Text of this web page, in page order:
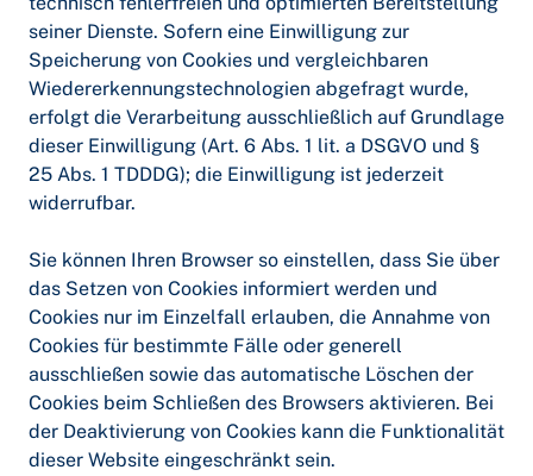
seiner Dienste. Sofern eine Einwilligung zur
Speicherung von Cookies und vergleichbaren
Wiedererkennungstechnologien abgefragt wurde,
erfolgt die Verarbeitung ausschließlich auf Grundlage
dieser Einwilligung (Art. 6 Abs. 1 lit. a DSGVO und §
25 Abs. 1 TDDDG); die Einwilligung ist jederzeit
widerrufbar.
Sie können Ihren Browser so einstellen, dass Sie über
das Setzen von Cookies informiert werden und
Cookies nur im Einzelfall erlauben, die Annahme von
Cookies für bestimmte Fälle oder generell
ausschließen sowie das automatische Löschen der
Cookies beim Schließen des Browsers aktivieren. Bei
der Deaktivierung von Cookies kann die Funktionalität
dieser Website eingeschränkt sein.